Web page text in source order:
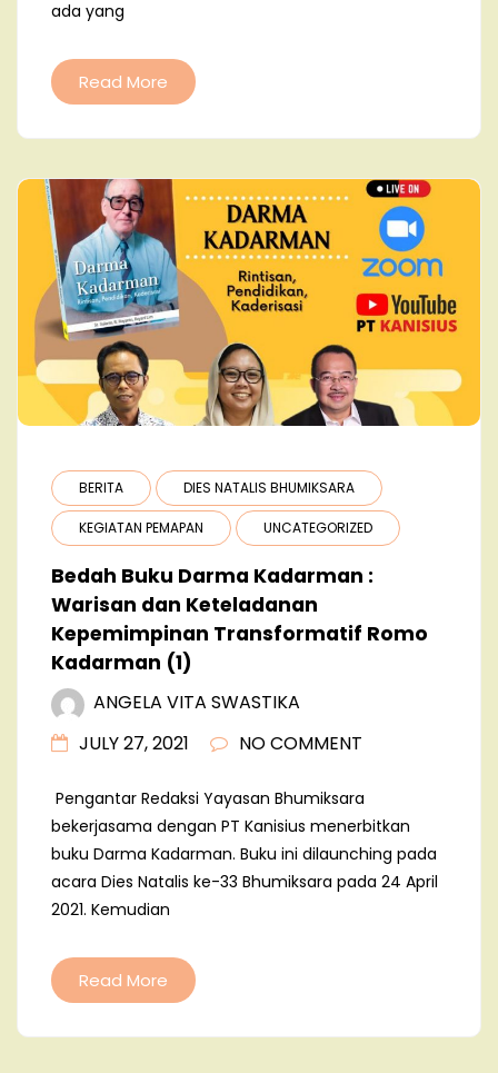
ada yang
Read More
BERITA DIES NATALIS BHUMIKSARA
KEGIATAN PEMAPAN UNCATEGORIZED
Bedah Buku Darma Kadarman :
Warisan dan Keteladanan
Kepemimpinan Transformatif Romo
Kadarman (1)
ANGELA VITA SWASTIKA
JULY 27, 2021
NO COMMENT
Pengantar Redaksi Yayasan Bhumiksara
bekerjasama dengan PT Kanisius menerbitkan
buku Darma Kadarman. Buku ini dilaunching pada
acara Dies Natalis ke-33 Bhumiksara pada 24 April
2021. Kemudian
Read More